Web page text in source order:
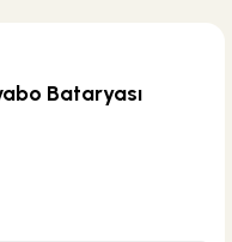
Bataryası